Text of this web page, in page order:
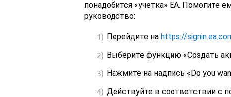
понадобится «учетка» EA. Помогите
руководство:
Перейдите на https://
Выберите функцию «Создать
Нажмите на надпись «Do you
Действуйте в соответствии с